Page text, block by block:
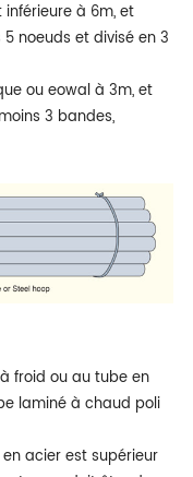
à 6m, et
noeuds et divisé en 3
ou eowal à 3m, et
3 bandes,
froid ou au tube en
laminé à chaud poli
acier est supérieur